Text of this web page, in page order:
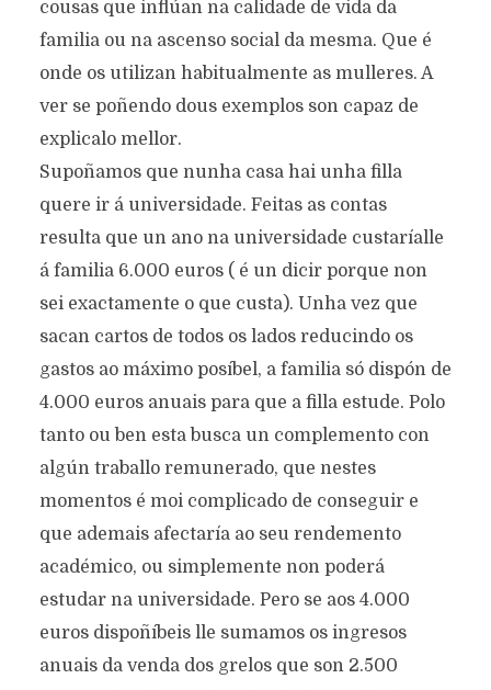
cousas que inflúan na calidade de vida da
familia ou na ascenso social da mesma. Que é
onde os utilizan habitualmente as mulleres. A
ver se poñendo dous exemplos son capaz de
explicalo mellor.
Supoñamos que nunha casa hai unha filla
quere ir á universidade. Feitas as contas
resulta que un ano na universidade custaríalle
á familia 6.000 euros ( é un dicir porque non
sei exactamente o que custa). Unha vez que
sacan cartos de todos os lados reducindo os
gastos ao máximo posíbel, a familia só dispón de
4.000 euros anuais para que a filla estude. Polo
tanto ou ben esta busca un complemento con
algún traballo remunerado, que nestes
momentos é moi complicado de conseguir e
que ademais afectaría ao seu rendemento
académico, ou simplemente non poderá
estudar na universidade. Pero se aos 4.000
euros dispoñíbeis lle sumamos os ingresos
anuais da venda dos grelos que son 2.500